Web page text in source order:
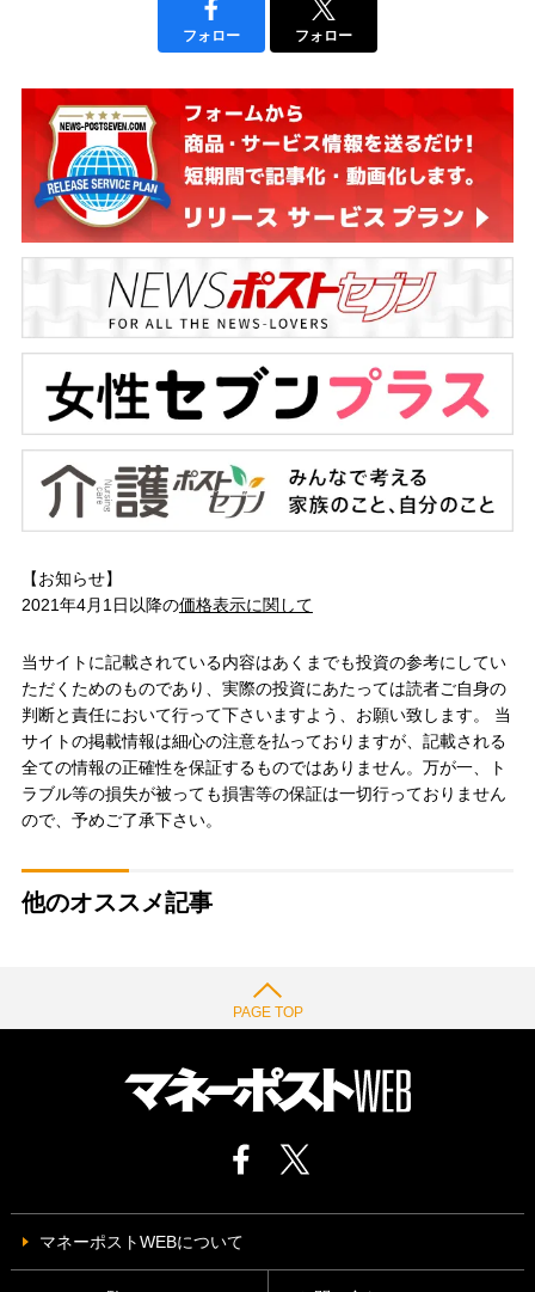
フォロー フォロー
【お知らせ】
2021年4月1日以降の価格表示に関して
当サイトに記載されている内容はあくまでも投資の参考にしてい
ただくためのものであり、実際の投資にあたっては読者ご自身の
判断と責任において行って下さいますよう、お願い致します。 当
サイトの掲載情報は細心の注意を払っておりますが、記載される
全ての情報の正確性を保証するものではありません。万が一、ト
ラブル等の損失が被っても損害等の保証は一切行っておりません
ので、予めご了承下さい。
他のオススメ記事
PAGE TOP
マネーポストWEBについて